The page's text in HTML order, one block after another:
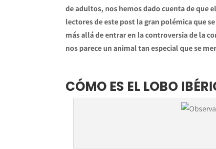
de adultos, nos hemos dado cuenta de que
lectores de este post la gran polémica que
más allá de entrar en la controversia de la
nos parece un animal tan especial que se
CÓMO ES EL LOBO